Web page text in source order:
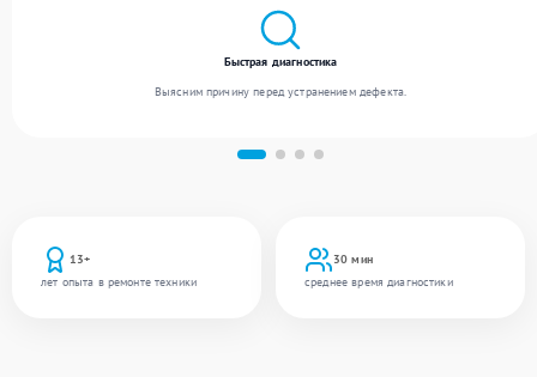
13+
лет опыта в ремонте техники
30 мин
среднее время диагностики
Быстрая диагностика
Выясним причину перед устранением дефекта.